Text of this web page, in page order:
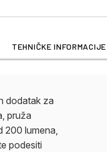
TEHNIČKE INFORMACIJE
dodatak za
pruža
200 lumena,
podesiti